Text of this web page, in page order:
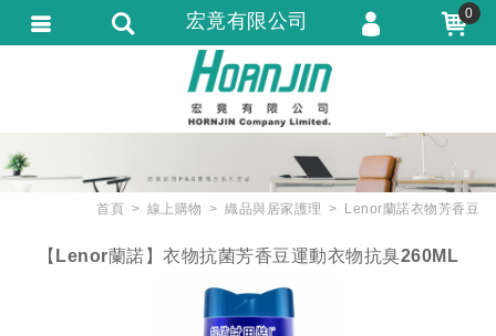
首頁 線上購物 織品與居家護理 Lenor蘭諾衣物芳香豆
【Lenor蘭諾】衣物抗菌芳香豆運動衣物抗臭260ML
宏竟有限公司 0
會員登入
會員註冊
訂單查詢